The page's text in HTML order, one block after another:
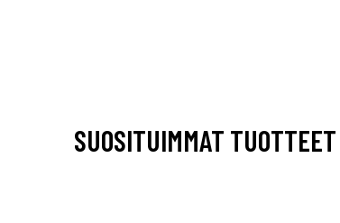
SUOSITUIMMAT TUOTTEET